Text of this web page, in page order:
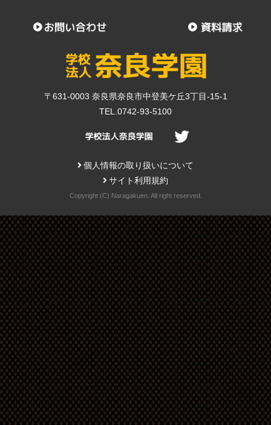
〒631-0003 奈良県奈良市中登美ケ丘3丁目-15-1
TEL.0742-93-5100
個人情報の取り扱いについて
サイト利用規約
Copyright (C) Naragakuen. All right reserved.